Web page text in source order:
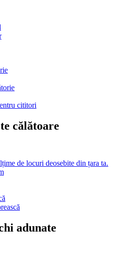
cititori
călătoare
de locuri deosebite din țara ta.
adunate